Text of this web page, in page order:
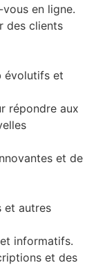
le prix de mon
en ligne.
des clients
évolutifs et
répondre aux
et de
et autres
informatifs.
et des